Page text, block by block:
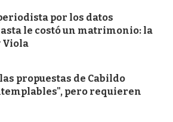
por los datos
le costó un matrimonio: la
Viola
propuestas de Cabildo
pero requieren